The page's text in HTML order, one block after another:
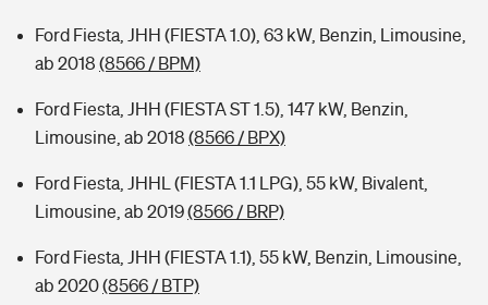
Ford Fiesta, JHH (FIESTA 1.0), 63 kW, Benzin, Limousine,
ab 2018 (8566 / BPM)
Ford Fiesta, JHH (FIESTA ST 1.5), 147 kW, Benzin,
Limousine, ab 2018 (8566 / BPX)
Ford Fiesta, JHHL (FIESTA 1.1 LPG), 55 kW, Bivalent,
Limousine, ab 2019(8566 / BRP)
Ford Fiesta, JHH (FIESTA 1.1), 55 kW, Benzin, Limousine,
ab 2020(8566 / BTP)